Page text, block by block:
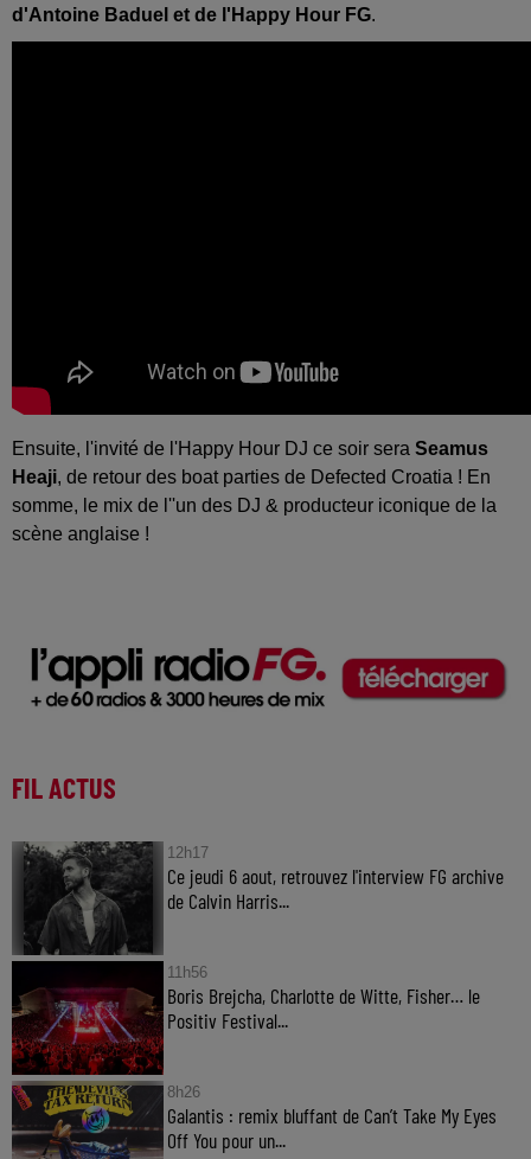
d'Antoine Baduel et de l'Happy Hour FG.
Ensuite, l'invité de l'Happy Hour DJ ce soir sera Seamus
Heaji, de retour des boat parties de Defected Croatia ! En
somme, le mix de l''un des DJ & producteur iconique de la
scène anglaise !
FIL ACTUS
12h17
Ce jeudi 6 aout, retrouvez l'interview FG archive
de Calvin Harris...
11h56
Boris Brejcha, Charlotte de Witte, Fisher… le
Positiv Festival...
8h26
Galantis : remix bluffant de Can’t Take My Eyes
Off You pour un...